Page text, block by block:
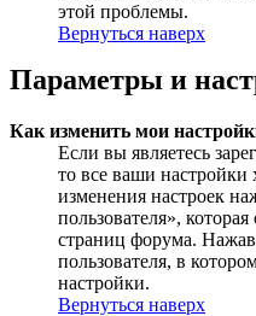
этой проблемы.
Вернуться наверх
Параметры и
Как изменить мои
Если вы являетесь
то все ваши настройки
изменения настроек
пользователя»,
страниц форума.
пользователя, в
настройки.
Вернуться наверх